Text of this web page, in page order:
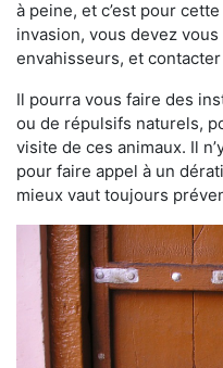
à peine, et c’est pour
invasion, vous devez
envahisseurs, et
Il pourra vous faire des
ou de répulsifs naturels,
visite de ces animaux. Il
pour faire appel à un
mieux vaut toujours